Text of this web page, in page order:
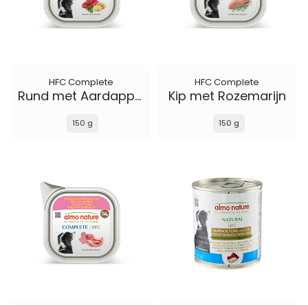
HFC Complete
Rund met Aardappelen en Peterselie
150 g
HFC Complete
Kip met Rozemarijn
150 g